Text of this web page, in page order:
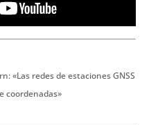
«Las redes de estaciones GNSS
coordenadas»